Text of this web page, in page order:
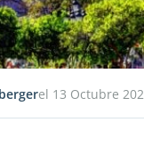
el 13 Octubre